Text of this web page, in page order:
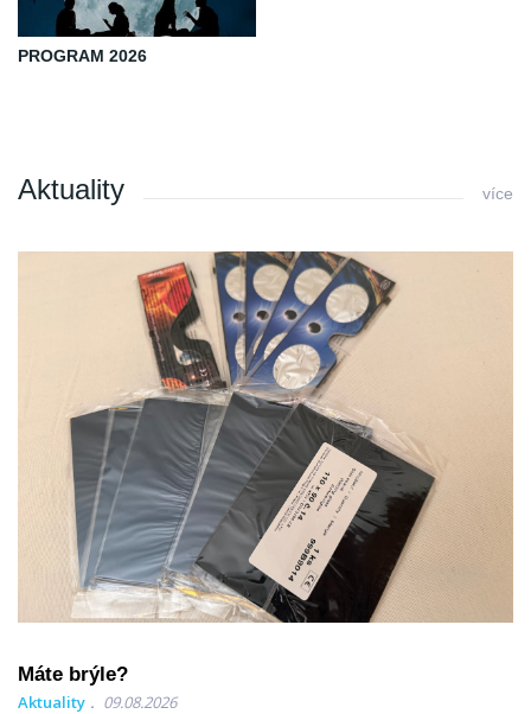
PROGRAM 2026
Aktuality více
Máte brýle?
Aktuality 09.08.2026